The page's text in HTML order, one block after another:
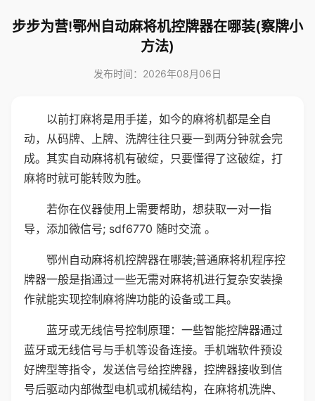
步步为营!鄂州自动麻将机控牌器在哪装(察牌小
方法)
发布时间：2026年08月06日
以前打麻将是用手搓，如今的麻将机都是全自
动，从码牌、上牌、洗牌往往只要一到两分钟就会完
成。其实自动麻将机有破绽，只要懂得了这破绽，打
麻将时就可能转败为胜。
若你在仪器使用上需要帮助，想获取一对一指
导，添加微信号; sdf6770 随时交流 。
鄂州自动麻将机控牌器在哪装;普通麻将机程序控
牌器一般是指通过一些无需对麻将机进行复杂安装操
作就能实现控制麻将牌功能的设备或工具。
蓝牙或无线信号控制原理：一些智能控牌器通过
蓝牙或无线信号与手机等设备连接。手机端软件预设
好牌型等指令，发送信号给控牌器，控牌器接收到信
号后驱动内部微型电机或机械结构，在麻将机洗牌、